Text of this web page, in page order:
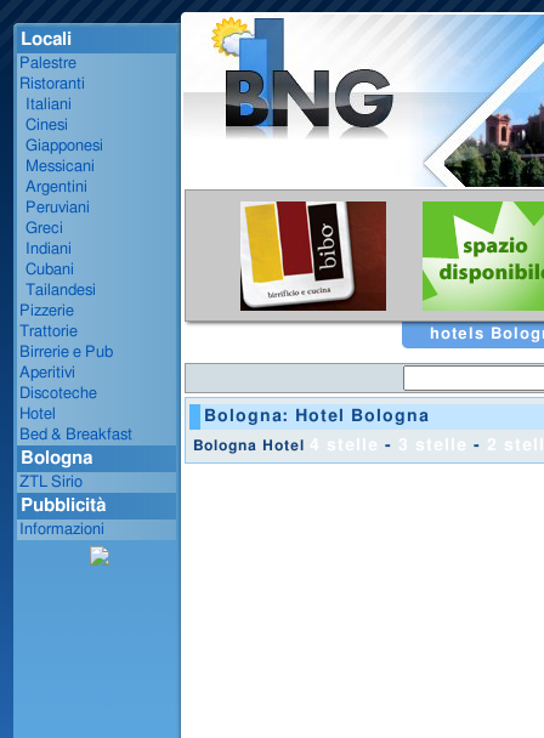
Bologna: Hotel Bologna
Bologna Hotel 4 stelle - 3 stelle - 2
Locali
Palestre
Ristoranti
Italiani
Cinesi
Giapponesi
Messicani
Argentini
Peruviani
Greci
Indiani
Cubani
Tailandesi
Pizzerie
Trattorie
Birrerie e Pub
Aperitivi
Discoteche
Hotel
Bed & Breakfast
Bologna
ZTL Sirio
Pubblicità
Informazioni
hotels